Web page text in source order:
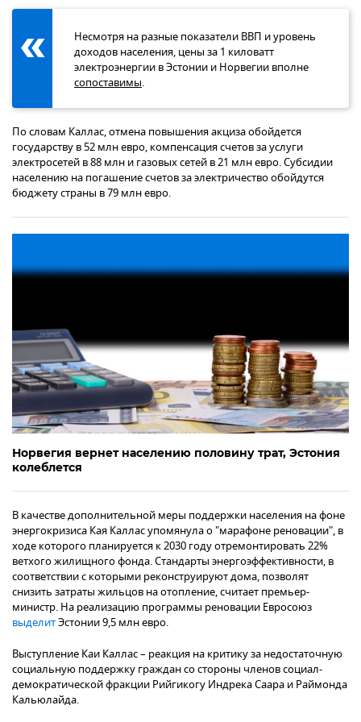
Несмотря на разные показатели ВВП и уровень
доходов населения, цены за 1 киловатт
электроэнергии в Эстонии и Норвегии вполне
сопоставимы.
По словам Каллас, отмена повышения акциза обойдется
государству в 52 млн евро, компенсация счетов за услуги
электросетей в 88 млн и газовых сетей в 21 млн евро. Субсидии
населению на погашение счетов за электричество обойдутся
бюджету страны в 79 млн евро.
Норвегия вернет населению половину трат, Эстония
колеблется
В качестве дополнительной меры поддержки населения на фоне
энергокризиса Кая Каллас упомянула о "марафоне реновации", в
ходе которого планируется к 2030 году отремонтировать 22%
ветхого жилищного фонда. Стандарты энергоэффективности, в
соответствии с которыми реконструируют дома, позволят
снизить затраты жильцов на отопление, считает премьер-
министр. На реализацию программы реновации Евросоюз
выделитЭстонии 9,5 млн евро.
Выступление Каи Каллас – реакция на критику за недостаточную
социальную поддержку граждан со стороны членов социал-
демократической фракции Рийгикогу Индрека Саара и Раймонда
Кальюлайда.